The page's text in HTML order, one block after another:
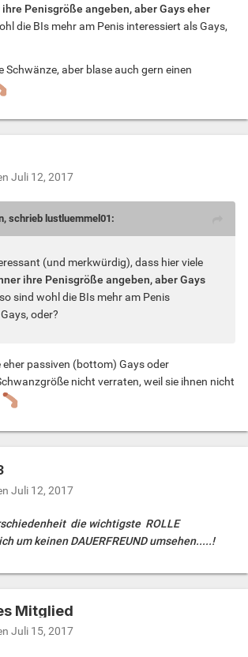
Penisgröße angeben, aber Gays eher
die BIs mehr am Penis interessiert als Gays,
Schwänze, aber blase auch gern einen
Juli 12, 2017
schrieb lustluemmel01:
(und merkwürdig), dass hier viele
ihre Penisgröße angeben, aber Gays
sind wohl die BIs mehr am Penis
oder?
eher passiven (bottom) Gays oder
nicht verraten, weil sie ihnen nicht
Juli 12, 2017
die wichtigste ROLLE
um keinen DAUERFREUND umsehen.....!
Mitglied
Juli 15, 2017